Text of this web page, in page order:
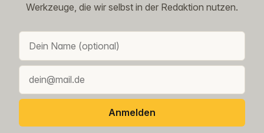
Werkzeuge, die wir selbst in der Redaktion nutzen.
Anmelden